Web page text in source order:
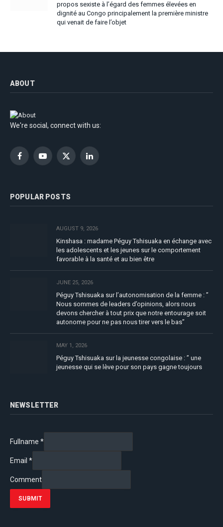
propos sexiste à l’égard des femmes élevées en
dignité au Congo principalement la première ministre
qui venait de faire l’objet
ABOUT
We're social, connect with us:
FacebookYouTubeX
LinkedIn
POPULAR POSTS
AUGUST 9, 2026
Kinshasa : madame Péguy Tshisuaka en échange avec
les adolescents et les jeunes sur le comportement
favorable à la santé et au bien être
JUNE 25, 2026
Péguy Tshisuaka sur l’autonomisation de la femme : ”
Nous sommes de leaders d’opinions, alors nous
devons chercher à tout prix que notre entourage soit
autonome pour ne pas nous tirer vers le bas”
MAY 1, 2026
Péguy Tshisuaka sur la jeunesse congolaise : ” une
jeunesse qui se lève pour son pays gagne toujours
NEWSLETTER
Fullname *
Email *
Comment
SUBMIT